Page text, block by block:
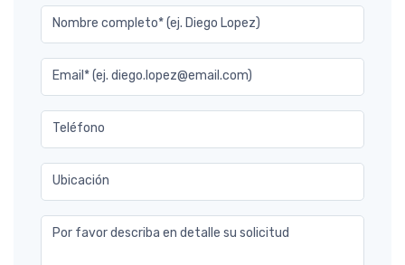
Nombre completo* (ej. Diego Lopez)
Email* (ej. diego.lopez@email.com)
Teléfono
Ubicación
Por favor describa en detalle su solicitud